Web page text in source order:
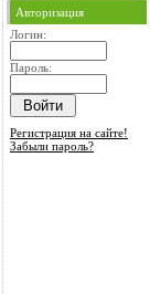
Авторизация
Логин:
Пароль:
Регистрация на сайте!
Забыли пароль?